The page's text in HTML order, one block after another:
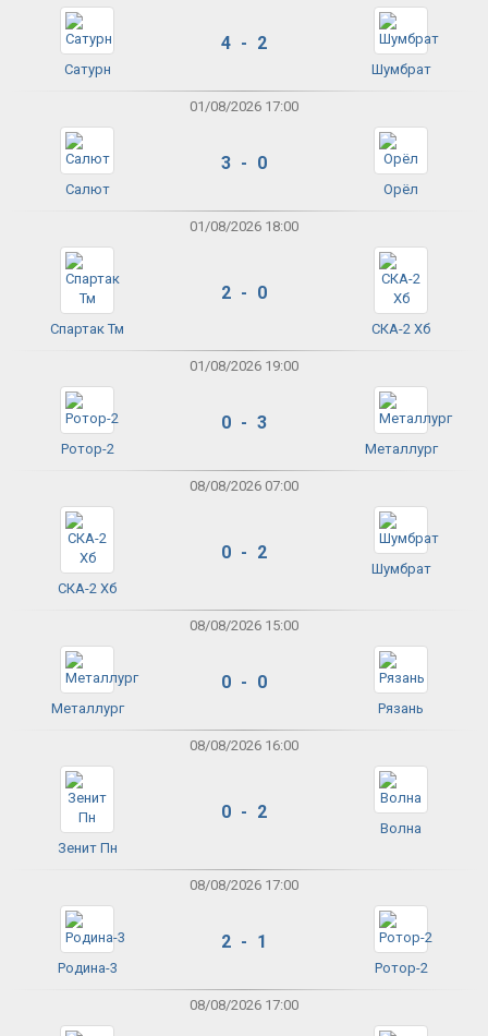
Сатурн
4 - 2
Шумбрат
01/08/2026 17:00
Салют
3 - 0
Орёл
01/08/2026 18:00
Спартак Тм
2 - 0
СКА-2 Хб
01/08/2026 19:00
Ротор-2
0 - 3
Металлург
08/08/2026 07:00
СКА-2 Хб
0 - 2
Шумбрат
08/08/2026 15:00
Металлург
0 - 0
Рязань
08/08/2026 16:00
Зенит Пн
0 - 2
Волна
08/08/2026 17:00
Родина-3
2 - 1
Ротор-2
08/08/2026 17:00